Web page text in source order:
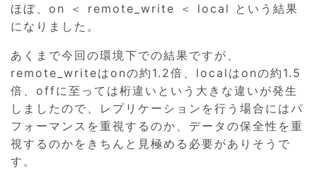
ほぼ、on ＜ remote_write ＜ local という結果
になりました。
あくまで今回の環境下での結果ですが、
remote_writeはonの約1.2倍、localはonの約1.5
倍、offに至っては桁違いという大きな違いが発生
しましたので、レプリケーションを行う場合にはパ
フォーマンスを重視するのか、データの保全性を重
視するのかをきちんと見極める必要がありそうで
す。